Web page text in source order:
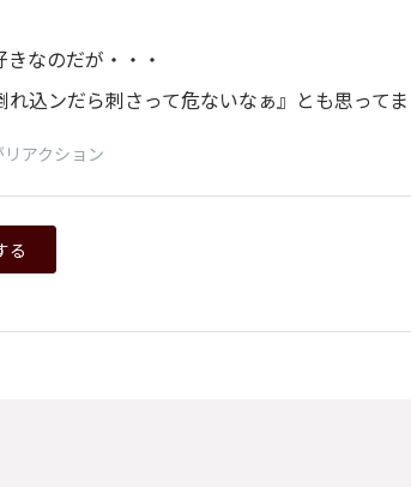
なのだが・・・
込ンだら刺さって危ないなぁ』とも思って
リアクション
る